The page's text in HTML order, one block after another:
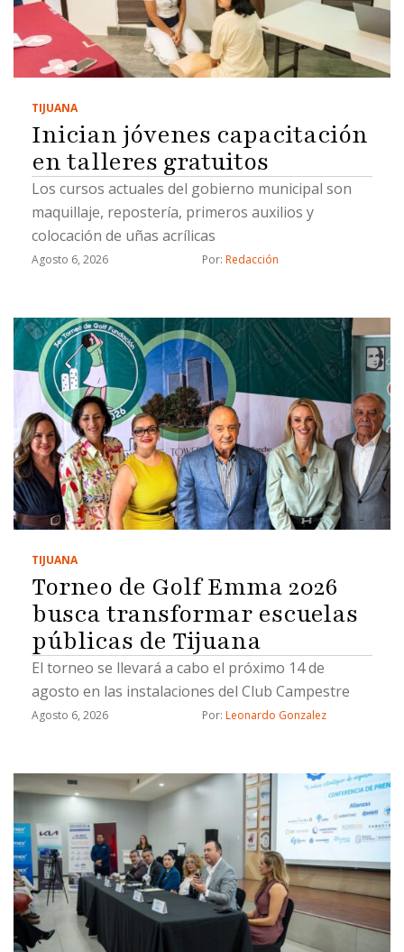
TIJUANA
Inician jóvenes capacitación
en talleres gratuitos
Los cursos actuales del gobierno municipal son
maquillaje, repostería, primeros auxilios y
colocación de uñas acrílicas
Agosto 6, 2026 Por: Redacción
TIJUANA
Torneo de Golf Emma 2026
busca transformar escuelas
públicas de Tijuana
El torneo se llevará a cabo el próximo 14 de
agosto en las instalaciones del Club Campestre
Agosto 6, 2026 Por: Leonardo Gonzalez